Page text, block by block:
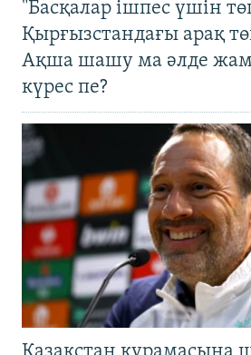
"Басқалар ішпес үшін
Қырғызстандағы арақ
Ақша шашу ма әлде
күрес пе?